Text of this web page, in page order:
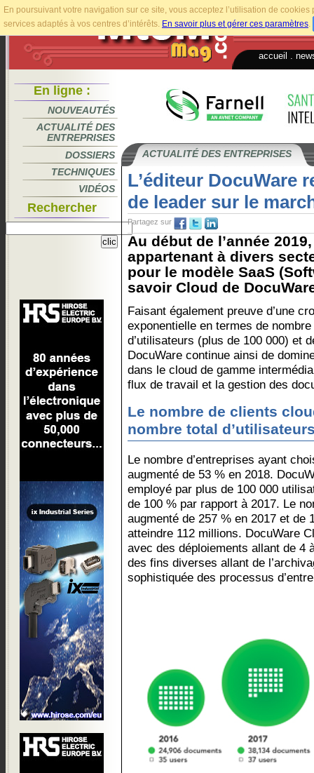
En poursuivant votre navigation sur ce site, vous acceptez l’utilisation de
services adaptés à vos centres d’intérêts. En savoir plus et gérer ces paramètres.
accueil
En ligne :
NOUVEAUTÉS
ACTUALITÉ DES
ENTREPRISES
DOSSIERS
TECHNIQUES
VIDÉOS
Rechercher
ACTUALITÉ DES ENTREPRISES
L’éditeur DocuWare
de leader sur le
Partagez sur
Au début de l’année
appartenant à divers
pour le modèle SaaS
savoir Cloud de
Faisant également preuve d’une
exponentielle en termes de nombre
d’utilisateurs (plus de 100 000) et
DocuWare continue ainsi de
dans le cloud de gamme
flux de travail et la gestion des
Le nombre de clients
nombre total
Le nombre d’entreprises ayant
augmenté de 53 % en 2018.
employé par plus de 100 000
de 100 % par rapport à 2017. Le
augmenté de 257 % en 2017 et de
atteindre 112 millions. DocuWare
avec des déploiements allant de 4
des fins diverses allant de
sophistiquée des processus